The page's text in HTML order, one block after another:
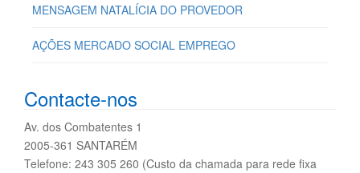
MENSAGEM NATALÍCIA DO PROVEDOR
AÇÕES MERCADO SOCIAL EMPREGO
Contacte-nos
Av. dos Combatentes 1
2005-361 SANTARÉM
Telefone: 243 305 260 (Custo da chamada para rede fixa